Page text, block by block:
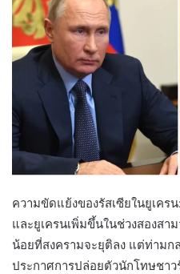
ความขัดแย้งของรัสเซียในยูเคร
และยูเครนเพิ่มขึ้นในช่วงสองสา
น้อยที่สงครามจะยุติลง แต่ท่ามก
ประกาศการปล่อยตัวนักโทษชาว